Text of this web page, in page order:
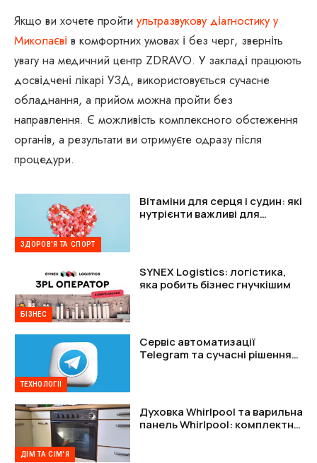
Якщо ви хочете пройти ультразвукову діагностику у
Миколаєві в комфортних умовах і без черг, зверніть
увагу на медичний центр ZDRAVO. У закладі працюють
досвідчені лікарі УЗД, використовується сучасне
обладнання, а прийом можна пройти без
направлення. Є можливість комплексного обстеження
органів, а результати ви отримуєте одразу після
процедури.
ЗДОРОВ'Я ТА СПОРТ
Вітаміни для серця і судин: які
нутрієнти важливі для
БІЗНЕС
SYNEX Logistics: логістика,
яка робить бізнес гнучкішим
ТЕХНОЛОГІЇ
Сервіс автоматизації
Telegram та сучасні рішення
ДІМ ТА СІМ'Я
Духовка Whirlpool та варильна
панель Whirlpool: комплектне